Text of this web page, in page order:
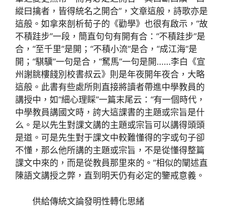
縱曰擒者，皆得統名之開合”，文章這般，詩歌亦是
這般。如拿來剖析荀子的《勸學》也很有啟示，“故
不積跬步”一段，簡直句句有開有合：“不積跬步”是
合，“至千里”是開；“不積小流”是合，“成江海”是
開；“騏驥”一句是合，“駑馬”一句是開……李白《宣
州謝朓樓餞別校書叔云》則是年夜開年夜合，大略
這般。此書有些處所則直接將讀者帶進中學教員的
講授中，如“細心理睬”一篇末尾云：“有一個時代，
中學教員講國文時，誇大這課書的主題或宗旨是什
么。是以先生對課文講的主題或宗旨可以講得頭頭
是道。可是先生對于課文中較難懂得的字或句子卻
不懂，那么他所講的主題或宗旨，不是從懂得整篇
課文中來的，而是從教員那里來的。”相似的闡述直
陳語文講授之弊，直到明天仍有必定的鑒戒意義。
供給傳統文論發明性轉化思緒